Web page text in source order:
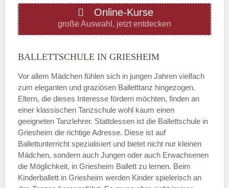
Donnerstag
—
ÖFFNUNGSZEITEN HINZUFÜGEN
Freitag
—
ÖFFNUNGSZEITEN HINZUFÜGEN
Online-Kurse
große Auswahl, jetzt entdecken
BALLETTSCHULE IN GRIESHEIM
Vor allem Mädchen fühlen sich in jungen Jahren vielfach
zum eleganten und graziösen Balletttanz hingezogen.
Eltern, die dieses Interesse fördern möchten, finden an
einer klassischen Tanzschule wohl kaum einen
geeigneten Tanzlehrer. Stattdessen ist die Ballettschule in
Griesheim die richtige Adresse. Diese ist auf
Ballettunterricht spezialisiert und bietet nicht nur kleinen
Mädchen, sondern auch Jungen oder auch Erwachsenen
die Möglichkeit, in Griesheim Ballett zu lernen. Beim
Kinderballett in Griesheim werden Kinder spielerisch an